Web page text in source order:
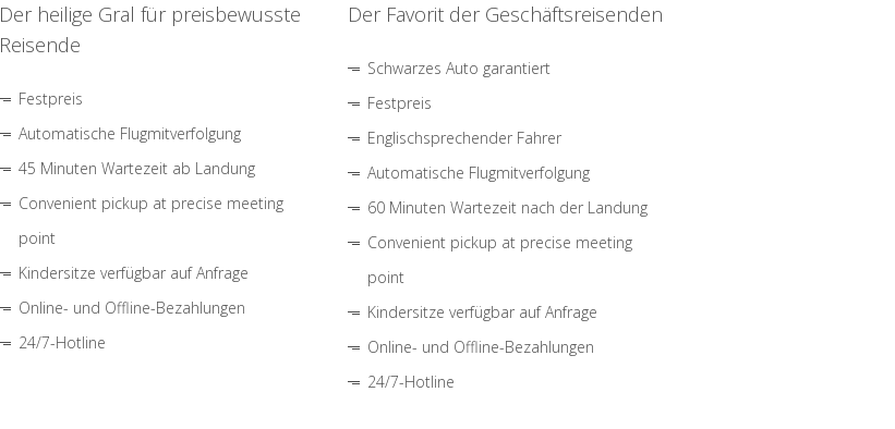
Der heilige Gral für preisbewusste
Reisende
Festpreis
Automatische Flugmitverfolgung
45 Minuten Wartezeit ab Landung
Convenient pickup at precise meeting
point
Kindersitze verfügbar auf Anfrage
Online- und Offline-Bezahlungen
24/7-Hotline
Der Favorit der Geschäftsreisenden
Schwarzes Auto garantiert
Festpreis
Englischsprechender Fahrer
Automatische Flugmitverfolgung
60 Minuten Wartezeit nach der Landung
Convenient pickup at precise meeting
point
Kindersitze verfügbar auf Anfrage
Online- und Offline-Bezahlungen
24/7-Hotline